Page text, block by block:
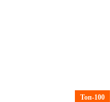
Топ-100